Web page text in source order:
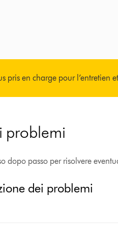
pris en charge pour l’entretien
problemi
dopo passo per risolvere
dei problemi